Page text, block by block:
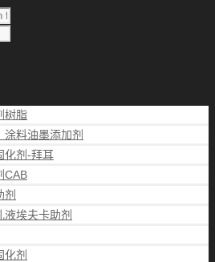
树脂
涂料油墨添加剂
化剂-拜耳
CAB
剂
液埃夫卡助剂
化剂